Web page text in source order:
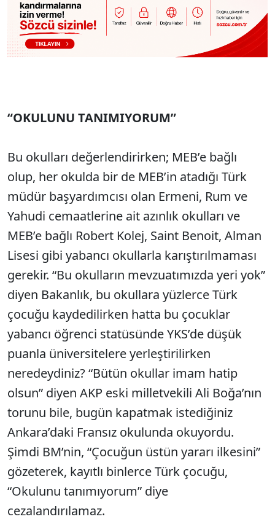
“OKULUNU TANIMIYORUM”
Bu okulları değerlendirirken; MEB’e bağlı
olup, her okulda bir de MEB’in atadığı Türk
müdür başyardımcısı olan Ermeni, Rum ve
Yahudi cemaatlerine ait azınlık okulları ve
MEB’e bağlı Robert Kolej, Saint Benoit, Alman
Lisesi gibi yabancı okullarla karıştırılmaması
gerekir. “Bu okulların mevzuatımızda yeri yok”
diyen Bakanlık, bu okullara yüzlerce Türk
çocuğu kaydedilirken hatta bu çocuklar
yabancı öğrenci statüsünde YKS’de düşük
puanla üniversitelere yerleştirilirken
neredeydiniz? “Bütün okullar imam hatip
olsun” diyen AKP eski milletvekili Ali Boğa’nın
torunu bile, bugün kapatmak istediğiniz
Ankara’daki Fransız okulunda okuyordu.
Şimdi BM’nin, “Çocuğun üstün yararı ilkesini”
gözeterek, kayıtlı binlerce Türk çocuğu,
“Okulunu tanımıyorum” diye
cezalandırılamaz.